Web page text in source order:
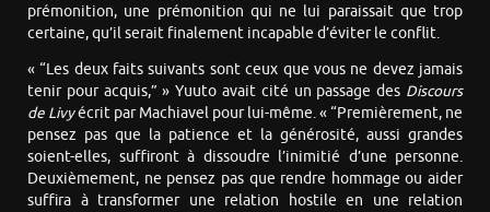
prémonition, une prémonition qui ne lui paraissait que trop
certaine, qu’il serait finalement incapable d’éviter le conflit.
« “Les deux faits suivants sont ceux que vous ne devez jamais
tenir pour acquis,” » Yuuto avait cité un passage des Discours
de Livyécrit par Machiavel pour lui-même. « “Premièrement, ne
pensez pas que la patience et la générosité, aussi grandes
soient-elles, suffiront à dissoudre l’inimitié d’une personne.
Deuxièmement, ne pensez pas que rendre hommage ou aider
suffira à transformer une relation hostile en une relation